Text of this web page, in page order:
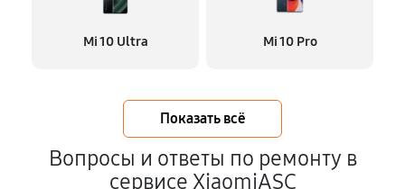
Mi 10 Ultra Mi 10 Pro
Показать всё
Вопросы и ответы по ремонту в
сервисе XiaomiASC